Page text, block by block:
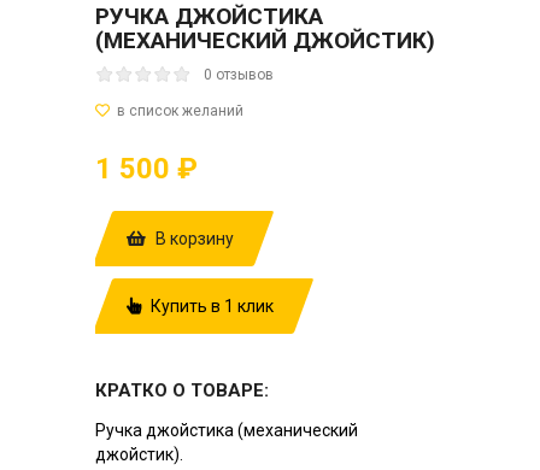
РУЧКА ДЖОЙСТИКА
(МЕХАНИЧЕСКИЙ ДЖОЙСТИК)
0 отзывов
1 500 ₽
В корзину
Купить в 1 клик
КРАТКО О ТОВАРЕ:
Ручка джойстика (механический
джойстик).